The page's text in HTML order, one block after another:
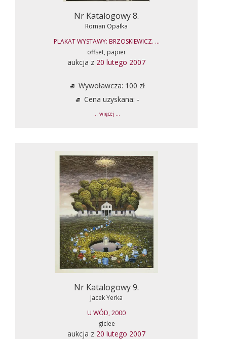
Nr Katalogowy 8.
Roman Opałka
PLAKAT WYSTAWY: BRZOSKIEWICZ. ...
offset, papier
aukcja z 20 lutego 2007
Wywoławcza: 100 zł
Cena uzyskana: -
... więcej ...
Nr Katalogowy 9.
Jacek Yerka
U WÓD, 2000
giclee
aukcja z 20 lutego 2007